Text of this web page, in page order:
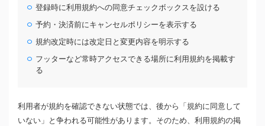
登録時に利用規約への同意チェックボックスを設ける
予約・決済前にキャンセルポリシーを表示する
規約改定時には改定日と変更内容を明示する
フッターなど常時アクセスできる場所に利用規約を掲載す
る
利用者が規約を確認できない状態では、後から「規約に同意して
いない」と争われる可能性があります。そのため、利用規約の掲